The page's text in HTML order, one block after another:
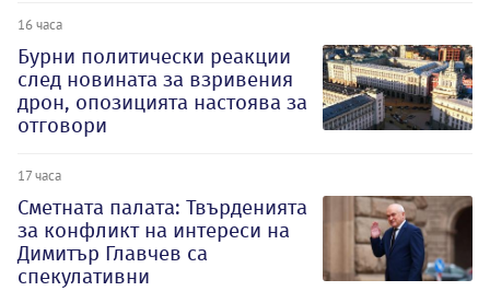
16 часа
Бурни политически реакции
след новината за взривения
дрон, опозицията настоява за
отговори
17 часа
Сметната палата: Твърденията
за конфликт на интереси на
Димитър Главчев са
спекулативни